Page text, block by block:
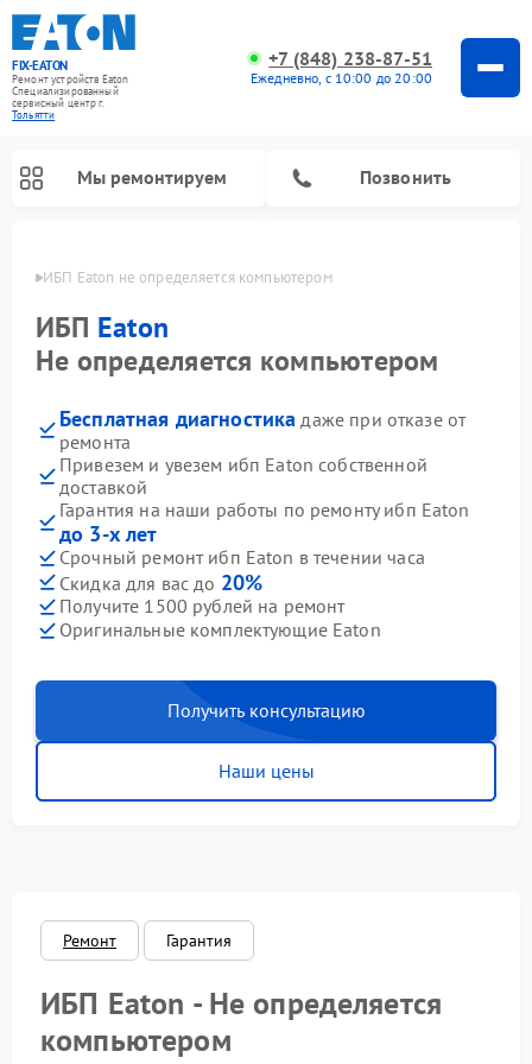
FIX-EATON
Ремонт устройств Eaton
Специализированный
cервисный центр г.
Тольятти
+7 (848) 238-87-51
Ежедневно, с 10:00 до 20:00
Мы ремонтируем Позвонить
ИБП Eaton не определяется компьютером
ИБП Eaton
Не определяется компьютером
Бесплатная диагностика даже при отказе от
ремонта
Привезем и увезем ибп Eaton собственной
доставкой
Гарантия на наши работы по ремонту ибп Eaton
до 3-х лет
Срочный ремонт ибп Eaton в течении часа
Скидка для вас до 20%
Получите 1500 рублей на ремонт
Оригинальные комплектующие Eaton
Получить консультацию
Наши цены
Ремонт Гарантия
ИБП Eaton - Не определяется
компьютером